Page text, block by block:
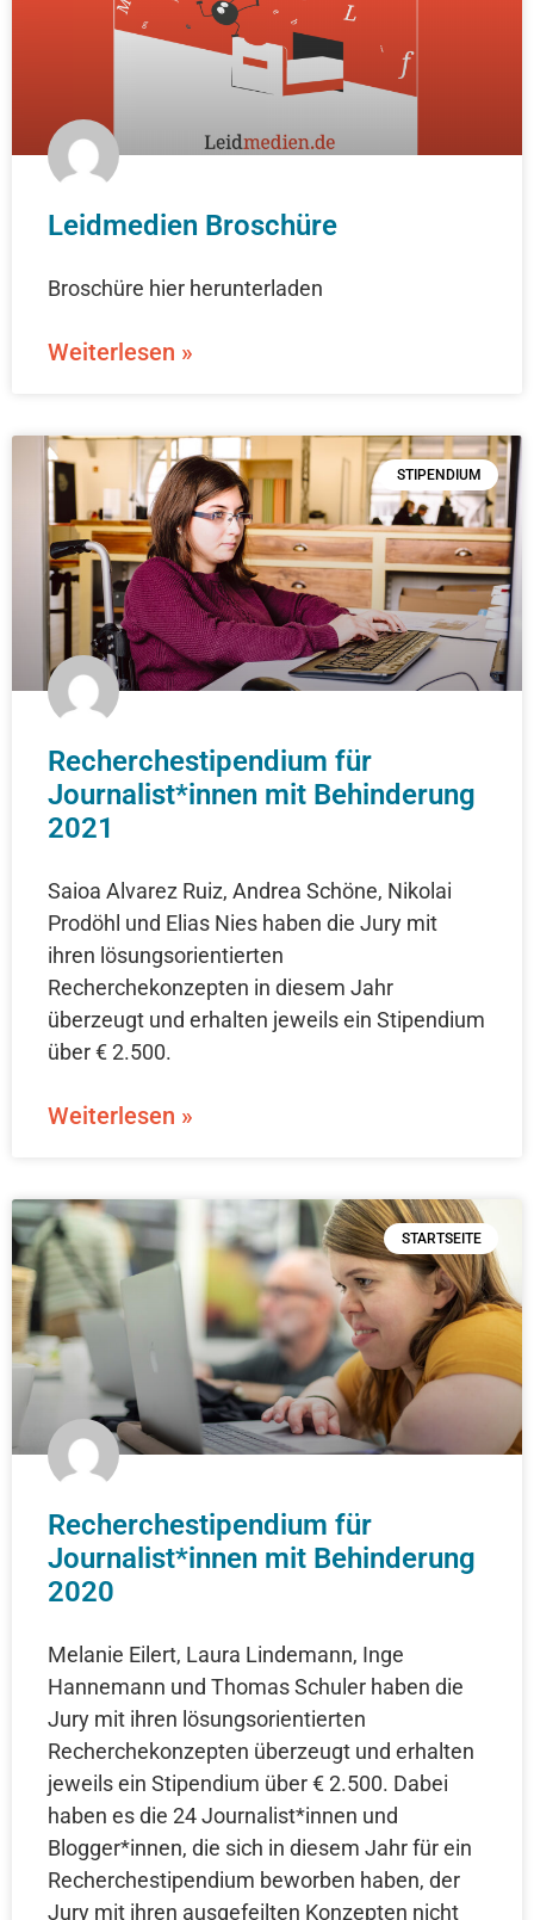
Leidmedien Broschüre
Broschüre hier herunterladen
Weiterlesen »
STIPENDIUM
Recherchestipendium für
Journalist*innen mit Behinderung
2021
Saioa Alvarez Ruiz, Andrea Schöne, Nikolai
Prodöhl und Elias Nies haben die Jury mit
ihren lösungsorientierten
Recherchekonzepten in diesem Jahr
überzeugt und erhalten jeweils ein Stipendium
über € 2.500.
Weiterlesen »
STARTSEITE
Recherchestipendium für
Journalist*innen mit Behinderung
2020
Melanie Eilert, Laura Lindemann, Inge
Hannemann und Thomas Schuler haben die
Jury mit ihren lösungsorientierten
Recherchekonzepten überzeugt und erhalten
jeweils ein Stipendium über € 2.500. Dabei
haben es die 24 Journalist*innen und
Blogger*innen, die sich in diesem Jahr für ein
Recherchestipendium beworben haben, der
Jury mit ihren ausgefeilten Konzepten nicht